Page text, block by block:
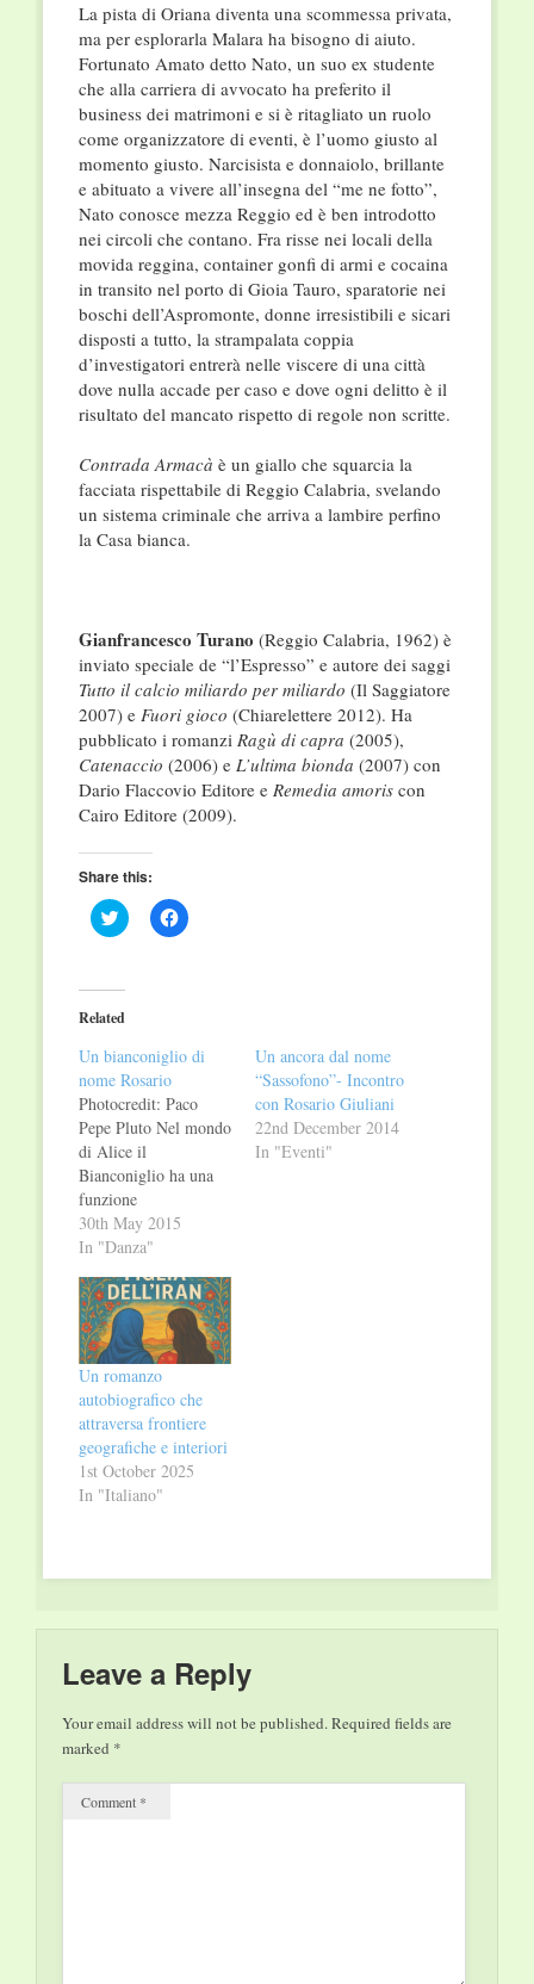
La pista di Oriana diventa una scommessa privata,
ma per esplorarla Malara ha bisogno di aiuto.
Fortunato Amato detto Nato, un suo ex studente
che alla carriera di avvocato ha preferito il
business dei matrimoni e si è ritagliato un ruolo
come organizzatore di eventi, è l’uomo giusto al
momento giusto. Narcisista e donnaiolo, brillante
e abituato a vivere all’insegna del “me ne fotto”,
Nato conosce mezza Reggio ed è ben introdotto
nei circoli che contano. Fra risse nei locali della
movida reggina, container gonfi di armi e cocaina
in transito nel porto di Gioia Tauro, sparatorie nei
boschi dell’Aspromonte, donne irresistibili e sicari
disposti a tutto, la strampalata coppia
d’investigatori entrerà nelle viscere di una città
dove nulla accade per caso e dove ogni delitto è il
risultato del mancato rispetto di regole non scritte.
Contrada Armacà è un giallo che squarcia la
facciata rispettabile di Reggio Calabria, svelando
un sistema criminale che arriva a lambire perfino
la Casa bianca.
Gianfrancesco Turano (Reggio Calabria, 1962) è
inviato speciale de “l’Espresso” e autore dei saggi
Tutto il calcio miliardo per miliardo (Il Saggiatore
2007) e Fuori gioco (Chiarelettere 2012). Ha
pubblicato i romanzi Ragù di capra (2005),
Catenaccio (2006) e L’ultima bionda (2007) con
Dario Flaccovio Editore e Remedia amoris con
Cairo Editore (2009).
Share this:
Click
to
(Opens
in
new
Click
to
Related
Un bianconiglio di
nome Rosario
Photocredit: Paco
Pepe Pluto Nel mondo
di Alice il
Bianconiglio ha una
funzione
fondamentale: è quello
che conosce tutti e
le cose. Noi abbiamo
incontrato Rosario
Guerra, interprete del
famoso leprino, nel
balletto della Gauthier
Dance Company sy
coregrafia di Mauro
Bigonzetti. Alice nel
paese…
30th May 2015
In "Danza"
Un ancora dal nome
“Sassofono”- Incontro
con Rosario Giuliani
22nd December 2014
In "Eventi"
Un romanzo
autobiografico che
attraversa frontiere
geografiche e interiori
1st October 2025
In "Italiano"
Leave a Reply
Your email address will not be published.Required fields are
marked *
Comment *